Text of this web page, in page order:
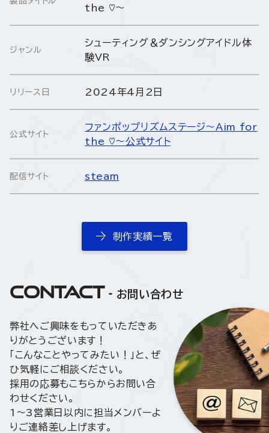
the ♡～
ジャンル
シューティング＆ダンシングアイドル体
験VR
リリース日 2024年4月2日
公式サイト
ファンポップリズムステージ～Aim for
the ♡～公式サイト
配信サイト steam
制作実績一覧
CONTACT お問い合わせ
弊社へご興味をもっていただきあ
りがとうございます！
「こんなことやってみたい！」と、ぜ
ひ気軽にご相談ください。
採用の応募もこちらからお問い合
わせください。
1〜3営業日以内に担当メンバーよ
りご連絡差し上げます。